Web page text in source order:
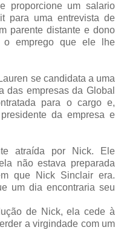
proporcione um salario
para uma entrevista de
parente distante e dono
o emprego que ele lhe
se candidata a uma
das empresas da Global
para o cargo e,
da empresa e
atraída por Nick. Ele
não estava preparada
que Nick Sinclair era.
um dia encontraria seu
de Nick, ela cede à
a virgindade com um